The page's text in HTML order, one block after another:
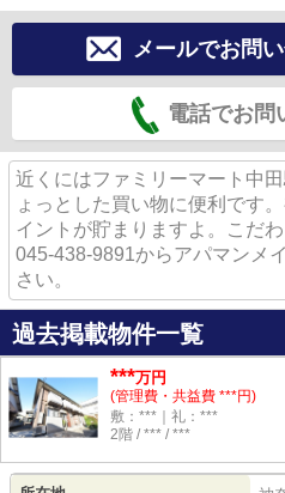
メールでお問
電話でお問
近くにはファミリーマート中
ょっとした買い物に便利です
イントが貯まりますよ。こだ
045-438-9891からアパマンメ
さい。
過去掲載物件一覧
***万円
(管理費・共益費 ***円)
敷：***｜礼：***
2階 / *** / ***